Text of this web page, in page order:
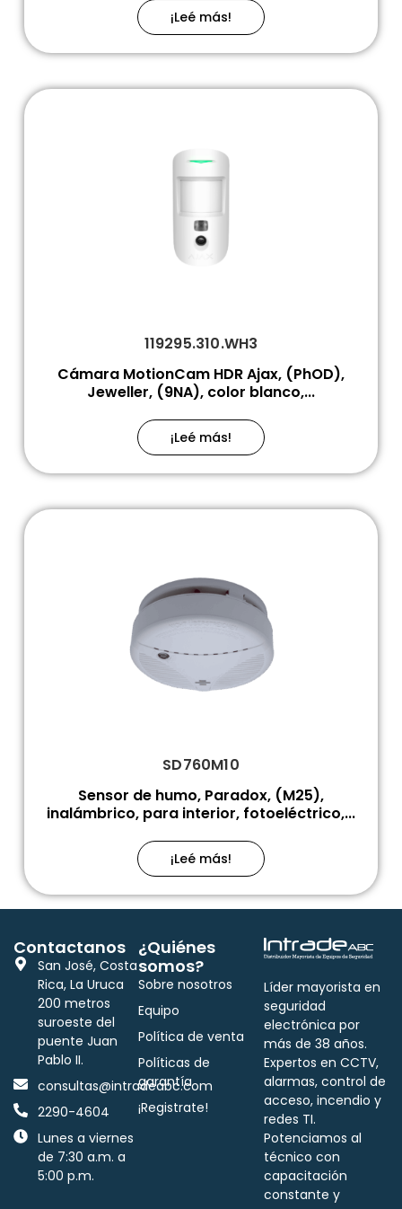
¡Leé más!
119295.310.WH3
Cámara MotionCam HDR Ajax, (PhOD),
Jeweller, (9NA), color blanco,...
¡Leé más!
SD760M10
Sensor de humo, Paradox, (M25),
inalámbrico, para interior, fotoeléctrico,...
¡Leé más!
Líder mayorista en
seguridad
electrónica por
más de 38 años.
Expertos en CCTV,
alarmas, control de
acceso, incendio y
redes TI.
Potenciamos al
técnico con
capacitación
constante y
¿Quiénes
somos?
Sobre nosotros
Equipo
Política de venta
Políticas de
garantía
¡Registrate!
Contactanos
San José, Costa
Rica, La Uruca
200 metros
suroeste del
puente Juan
Pablo II.
consultas@intradeabc.com
2290-4604
Lunes a viernes
de 7:30 a.m. a
5:00 p.m.